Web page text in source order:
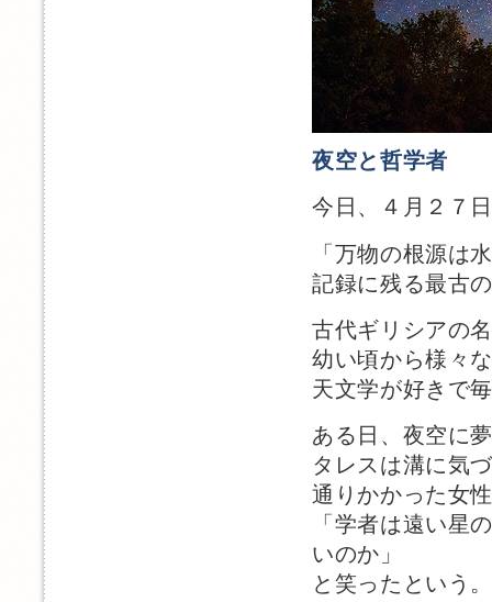
夜空と哲学者
今日、４月２７
「万物の根源は
記録に残る最古
古代ギリシアの
幼い頃から様々
天文学が好きで
ある日、夜空に
タレスは溝に気
通りかかった女
「学者は遠い星
いのか」
と笑ったという